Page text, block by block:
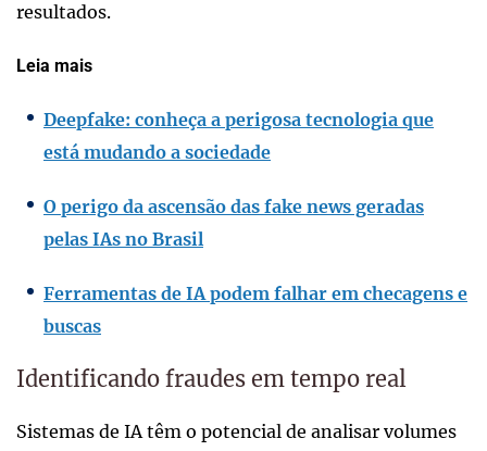
resultados.
Leia mais
Deepfake: conheça a perigosa tecnologia que
está mudando a sociedade
O perigo da ascensão das fake news geradas
pelas IAs no Brasil
Ferramentas de IA podem falhar em checagens e
buscas
Identificando fraudes em tempo real
Sistemas de IA têm o potencial de analisar volumes